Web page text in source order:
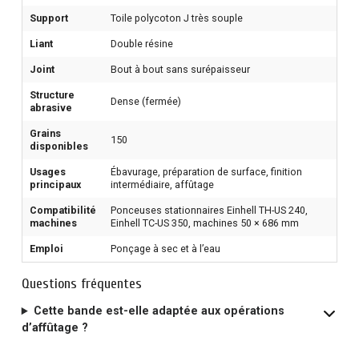
Support Toile polycoton J très souple
Liant Double résine
Joint Bout à bout sans surépaisseur
Structure
abrasive
Dense (fermée)
Grains
disponibles
150
Usages
principaux
Ébavurage, préparation de surface, finition
intermédiaire, affûtage
Compatibilité
machines
Ponceuses stationnaires Einhell TH-US 240,
Einhell TC-US 350, machines 50 × 686 mm
Emploi Ponçage à sec et à l’eau
Questions fréquentes
Cette bande est-elle adaptée aux opérations
d’affûtage ?